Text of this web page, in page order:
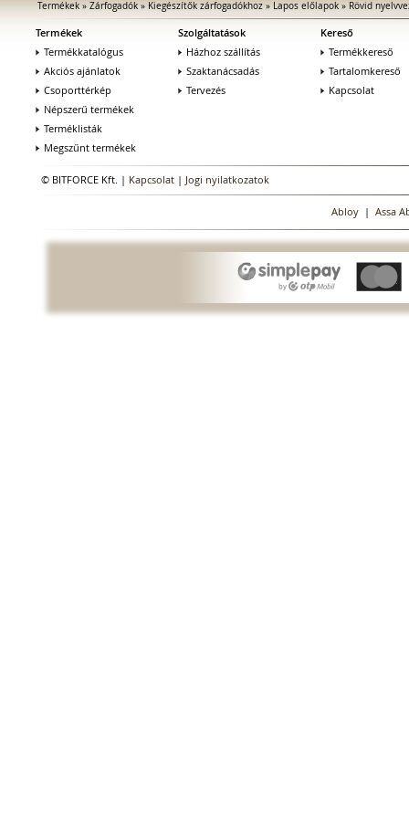
Termékek» Zárfogadók» Kiegészítők zárfogadókhoz» Lapos előlapok» Rövid
Termékek
Termékkatalógus
Akciós ajánlatok
Csoporttérkép
Népszerű termékek
Terméklisták
Megszűnt termékek
Szolgáltatások
Házhoz szállítás
Szaktanácsadás
Tervezés
Kereső
Termékkereső
Tartalomkereső
Kapcsolat
© BITFORCE Kft. | Kapcsolat | Jogi nyilatkozatok
Abloy| Assa